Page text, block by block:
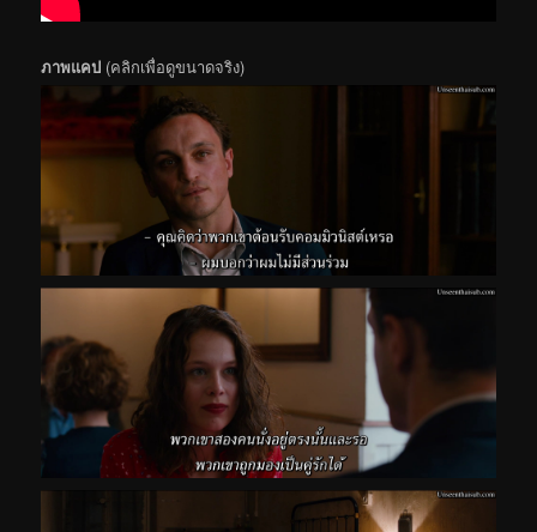
ภาพแคป (คลิกเพื่อดูขนาดจริง)